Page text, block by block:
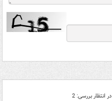
در انتظار بررسی: 2